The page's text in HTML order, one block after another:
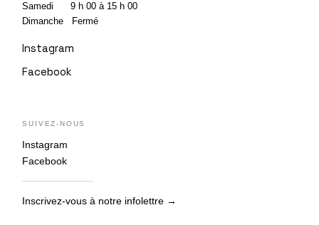
Samedi 9 h 00 à 15 h 00
Dimanche Fermé
Instagram
Facebook
SUIVEZ-NOUS
Instagram
Facebook
Inscrivez-vous à notre infolettre →